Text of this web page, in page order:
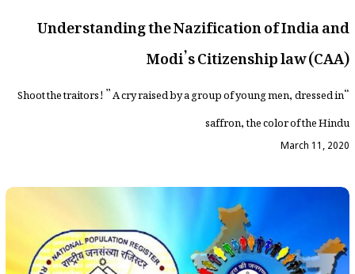
Understanding the Nazification of India and
Modi’s Citizenship law (CAA)
“Shoot the traitors!” A cry raised by a group of young men, dressed in
saffron, the color of the Hindu
March 11, 2020